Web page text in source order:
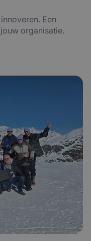
Een
organisatie.